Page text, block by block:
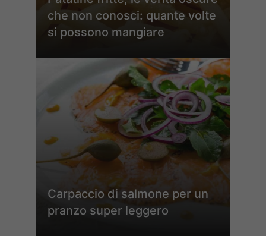
che non conosci: quante volte
si possono mangiare
Carpaccio di salmone per un
pranzo super leggero